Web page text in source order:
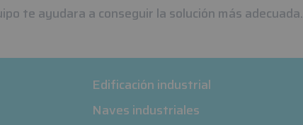
te ayudara a conseguir la solución más adecuada.
Edificación industrial
Naves industriales